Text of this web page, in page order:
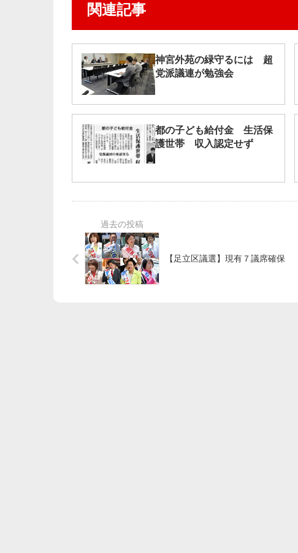
関連記事
神宮外苑の緑守るには 超
党派議連が勉強会
都の子ども給付金 生活保
護世帯 収入認定せず
【足立区議選】現有７議席確保